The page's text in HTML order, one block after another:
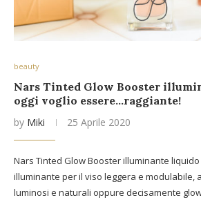
beauty
Nars Tinted Glow Booster
oggi voglio essere…raggiante!
by Miki 25 Aprile 2020
Nars Tinted Glow Booster illuminante
illuminante per il viso leggera e modulabile,
luminosi e naturali oppure decisamente